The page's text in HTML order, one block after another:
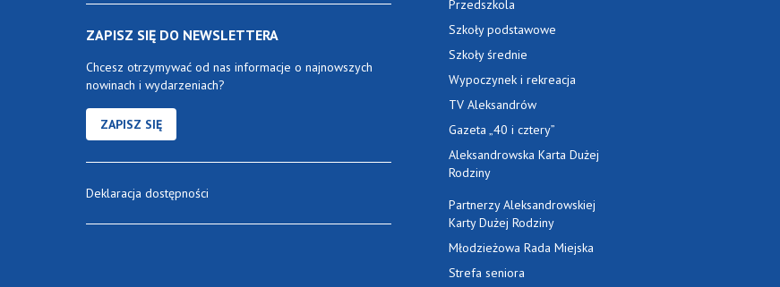
ZAPISZ SIĘ DO NEWSLETTERA
Chcesz otrzymywać od nas informacje o najnowszych
nowinach i wydarzeniach?
ZAPISZ SIĘ
Deklaracja dostępności
Przedszkola
Szkoły podstawowe
Szkoły średnie
Wypoczynek i rekreacja
TV Aleksandrów
Gazeta „40 i cztery”
Aleksandrowska Karta Dużej
Rodziny
Partnerzy Aleksandrowskiej
Karty Dużej Rodziny
Młodzieżowa Rada Miejska
Strefa seniora